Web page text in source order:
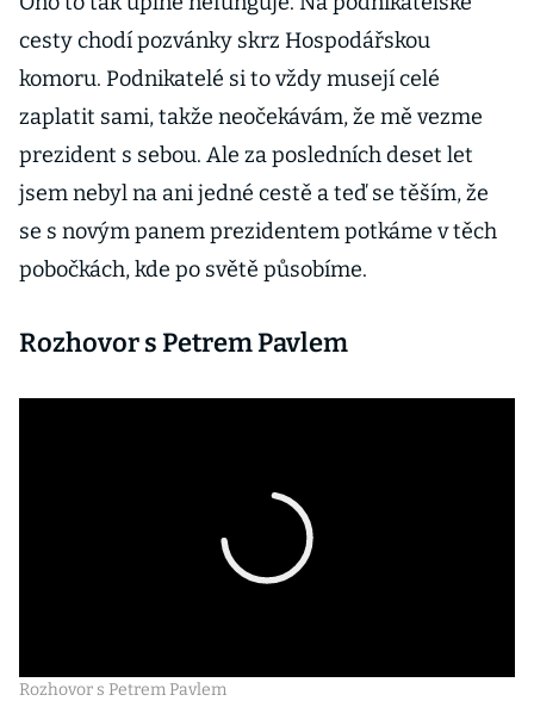
cesty chodí pozvánky skrz Hospodářskou
komoru. Podnikatelé si to vždy musejí celé
zaplatit sami, takže neočekávám, že mě vezme
prezident s sebou. Ale za posledních deset let
jsem nebyl na ani jedné cestě a teď se těším, že
se s novým panem prezidentem potkáme v těch
pobočkách, kde po světě působíme.
Rozhovor s Petrem Pavlem
Rozhovor s Petrem Pavlem